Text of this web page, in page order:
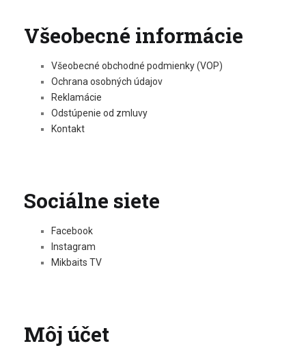
Všeobecné informácie
Všeobecné obchodné podmienky (VOP)
Ochrana osobných údajov
Reklamácie
Odstúpenie od zmluvy
Kontakt
Sociálne siete
Facebook
Instagram
Mikbaits TV
Môj účet